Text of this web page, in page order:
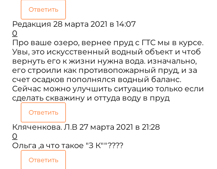
Ответить
Редакция 28 марта 2021 в 14:07
0
Про ваше озеро, вернее пруд с ГТС мы в курсе.
Увы, это искусственный водный объект и чтоб
вернуть его к жизни нужна вода. изначально,
его строили как противопожарный пруд, и за
счет осадков пополнялся водный баланс.
Сейчас можно улучшить ситуацию только если
сделать скважину и оттуда воду в пруд
Ответить
Кляченкова. Л.В 27 марта 2021 в 21:28
0
Ольга ,а что такое "З К""????
Ответить